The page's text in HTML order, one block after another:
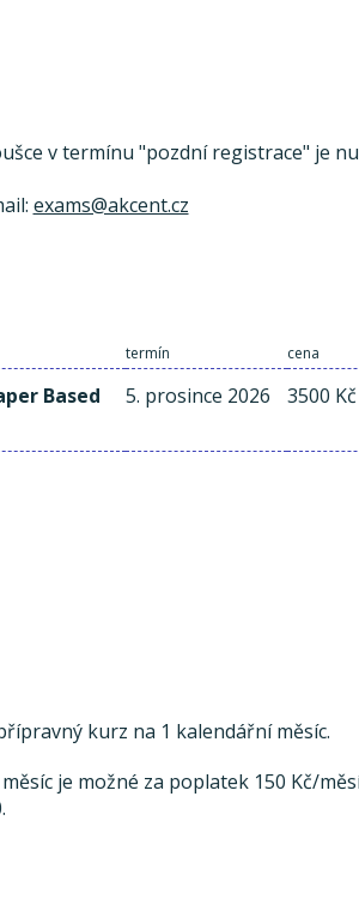
v termínu "pozdní registrace" je
exams@akcent.cz
termín cena
Based 5. prosince 2026 3500 Kč
kurz na 1 kalendářní měsíc.
je možné za poplatek 150 Kč/